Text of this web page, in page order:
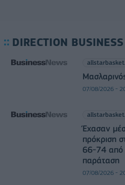
DIRECTION
07/08/2026 -
Έχασαν
πρόκριση
66-74 από
παράταση
07/08/2026 -